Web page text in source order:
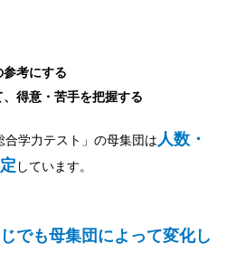
考にする
得意・苦手を把握する
学力テスト」の母集団は人数・
しています。
でも母集団によって変化し